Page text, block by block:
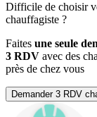
Difficile de choisir
chauffagiste ?
Faites une seule
3 RDV avec des
près de chez vous
Demander 3 RDV